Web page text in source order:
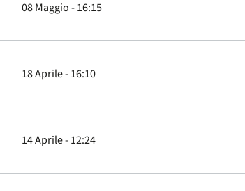
08 Maggio - 16:15
18 Aprile - 16:10
14 Aprile - 12:24